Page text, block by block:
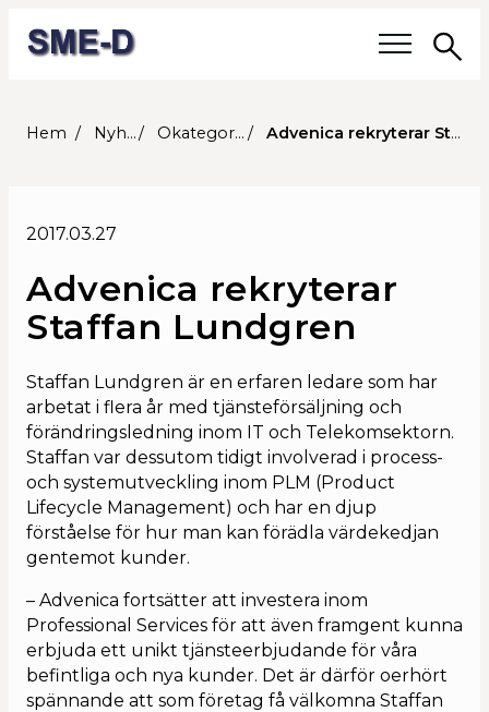
Våra frågor
Våra medlemmar
Medlemmars verksamhet
Om SME-D
Styrelsen
Kalendarium
Hem Nyheter Okategoriserade Advenica rekryterar Staffan Lundgren
2017.03.27
Advenica rekryterar
Staffan Lundgren
Staffan Lundgren är en erfaren ledare som har
arbetat i flera år med tjänsteförsäljning och
förändringsledning inom IT och Telekomsektorn.
Staffan var dessutom tidigt involverad i process-
och systemutveckling inom PLM (Product
Lifecycle Management) och har en djup
förståelse för hur man kan förädla värdekedjan
gentemot kunder.
– Advenica fortsätter att investera inom
Professional Services för att även framgent kunna
erbjuda ett unikt tjänsteerbjudande för våra
befintliga och nya kunder. Det är därför oerhört
spännande att som företag få välkomna Staffan